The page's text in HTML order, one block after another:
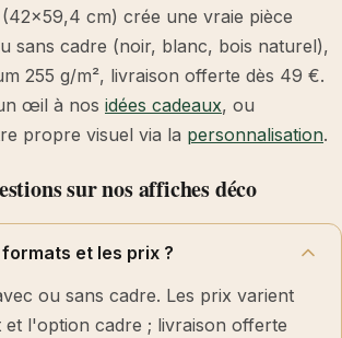
cm) crée une vraie pièce
sans cadre (noir, blanc, bois naturel),
255 g/m², livraison offerte dès 49 €.
œil à nos idées cadeaux, ou
propre visuel via la personnalisation.
sur nos affiches déco
et les prix ?
ou sans cadre. Les prix varient
l'option cadre ; livraison offerte